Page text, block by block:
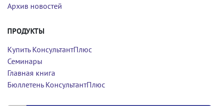
Архив новостей
ПРОДУКТЫ
Купить КонсультантПлюс
Семинары
Главная книга
Бюллетень КонсультантПлюс